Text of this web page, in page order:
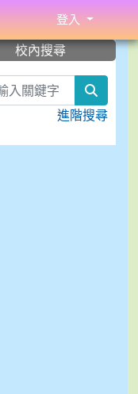
校內搜尋
進階搜尋
登入